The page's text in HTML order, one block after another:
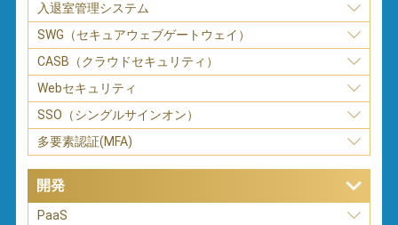
入退室管理システム
SWG（セキュアウェブゲートウェイ）
CASB（クラウドセキュリティ）
Webセキュリティ
SSO（シングルサインオン）
多要素認証(MFA)
開発
PaaS